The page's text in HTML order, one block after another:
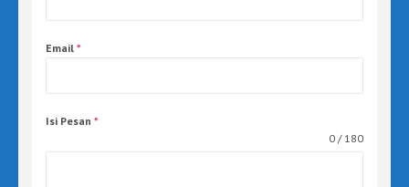
Email *
Isi Pesan *
0 / 180